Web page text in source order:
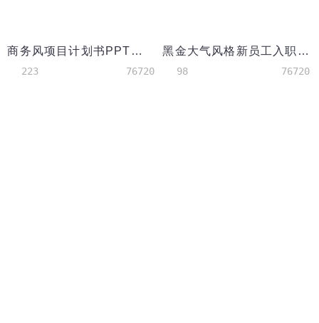
商务风项目计划书PPT模板
223 76720
黑金大气风格新员工入职培训PPT模板
98 76720